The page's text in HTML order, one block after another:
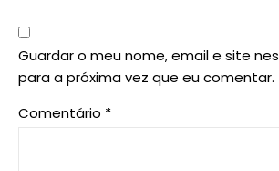
Guardar o meu nome, email e site
para a próxima vez que eu comentar.
Comentário *